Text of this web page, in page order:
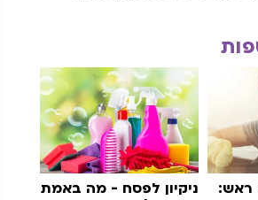
ראש:
ניקיון לפסח - מה באמת